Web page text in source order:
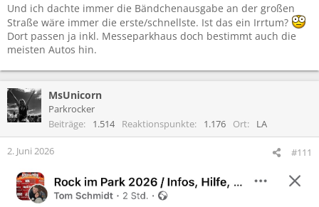
Und ich dachte immer die Bändchenausgabe an der großen
Straße wäre immer die erste/schnellste. Ist das ein Irrtum?
Dort passen ja inkl. Messeparkhaus doch bestimmt auch die
meisten Autos hin.
MsUnicorn
Parkrocker
Beiträge
1.514 Reaktionspunkte 1.176 Ort LA
2. Juni 2026 #111